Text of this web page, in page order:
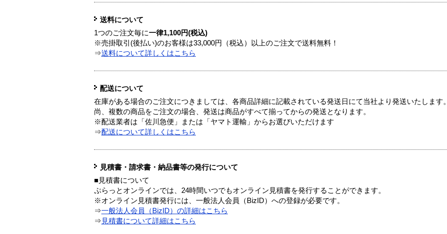
送料について
1つのご注文毎に一律1,100円(税込)
※売掛取引(後払い)のお客様は33,000円（税込）以上のご注文で送料無料！
⇒送料について詳しくはこちら
配送について
在庫がある場合のご注文につきましては、各商品詳細に記載されている発送日にて当社より発送いたします。
尚、複数の商品をご注文の場合、発送は商品がすべて揃ってからの発送となります。
※配送業者は「佐川急便」または「ヤマト運輸」からお選びいただけます
⇒配送について詳しくはこちら
見積書・請求書・納品書等の発行について
■見積書について
ぷらっとオンラインでは、24時間いつでもオンライン見積書を発行することができます。
※オンライン見積書発行には、一般法人会員（BizID）への登録が必要です。
⇒一般法人会員（BizID）の詳細はこちら
⇒ 見積書について詳細はこちら